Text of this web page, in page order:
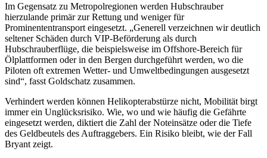
Im Gegensatz zu Metropolregionen werden Hubschrauber
hierzulande primär zur Rettung und weniger für
Prominententransport eingesetzt. „Generell verzeichnen wir deutlich
seltener Schäden durch VIP-Beförderung als durch
Hubschrauberflüge, die beispielsweise im Offshore-Bereich für
Ölplattformen oder in den Bergen durchgeführt werden, wo die
Piloten oft extremen Wetter- und Umweltbedingungen ausgesetzt
sind“, fasst Goldschatz zusammen.
Verhindert werden können Helikopterabstürze nicht, Mobilität birgt
immer ein Unglücksrisiko. Wie, wo und wie häufig die Gefährte
eingesetzt werden, diktiert die Zahl der Noteinsätze oder die Tiefe
des Geldbeutels des Auftraggebers. Ein Risiko bleibt, wie der Fall
Bryant zeigt.